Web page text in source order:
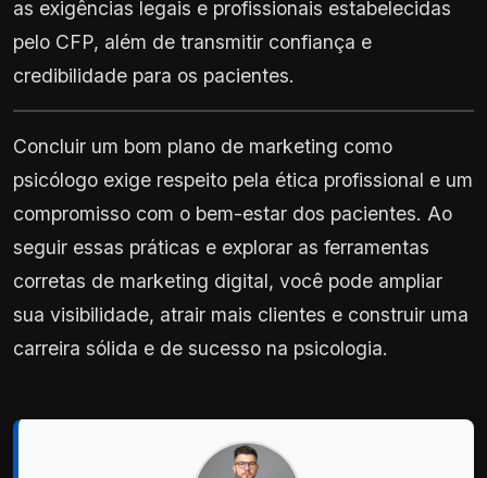
as exigências legais e profissionais estabelecidas
pelo CFP, além de transmitir confiança e
credibilidade para os pacientes.
Concluir um bom plano de marketing como
psicólogo exige respeito pela ética profissional e um
compromisso com o bem-estar dos pacientes. Ao
seguir essas práticas e explorar as ferramentas
corretas de marketing digital, você pode ampliar
sua visibilidade, atrair mais clientes e construir uma
carreira sólida e de sucesso na psicologia.